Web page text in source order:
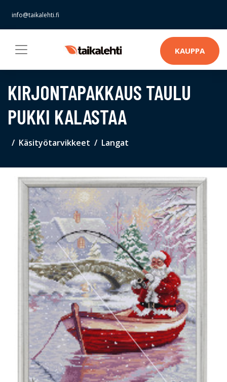
info@taikalehti.fi
KAUPPA
KIRJONTAPAKKAUS TAULU
PUKKI KALASTAA
Käsityötarvikkeet Langat